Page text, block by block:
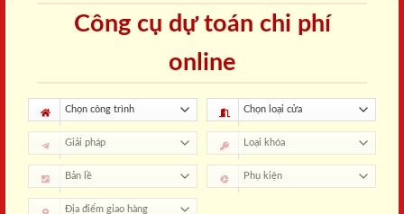
Công cụ dự toán chi phí
online